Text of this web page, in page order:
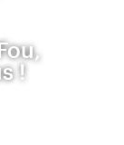
!